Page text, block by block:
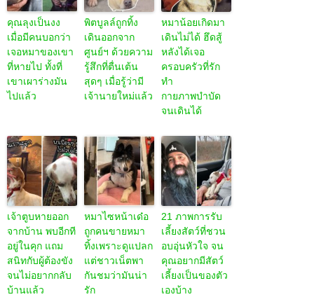
คุณลุงเป็นงง
เมื่อมีคนบอกว่า
เจอหมาของเขา
ที่หายไป ทั้งที่
เขาเผาร่างมัน
ไปแล้ว
พิตบูลล์ถูกทิ้ง
เดินออกจาก
ศูนย์ฯ ด้วยความ
รู้สึกที่ตื่นเต้น
สุดๆ เมื่อรู้ว่ามี
เจ้านายใหม่แล้ว
หมาน้อยเกิดมา
เดินไม่ได้ ฮึดสู้
หลังได้เจอ
ครอบครัวที่รัก
ทำ
กายภาพบำบัด
จนเดินได้
เจ้าตูบหายออก
จากบ้าน พบอีกที
อยู่ในคุก แถม
สนิทกับผู้ต้องขัง
จนไม่อยากกลับ
บ้านแล้ว
หมาไซหน้าเด๋อ
ถูกคนขายหมา
ทิ้งเพราะดูแปลก
แต่ชาวเน็ตพา
กันชมว่ามันน่า
รัก
21 ภาพการรับ
เลี้ยงสัตว์ที่ชวน
อบอุ่นหัวใจ จน
คุณอยากมีสัตว์
เลี้ยงเป็นของตัว
เองบ้าง